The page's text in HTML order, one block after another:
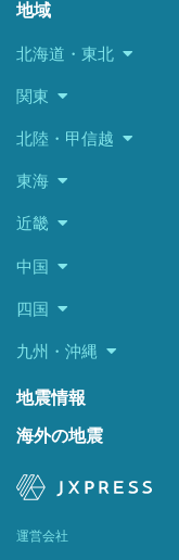
地域
北海道・東北
関東
北陸・甲信越
東海
近畿
中国
四国
九州・沖縄
地震情報
海外の地震
運営会社